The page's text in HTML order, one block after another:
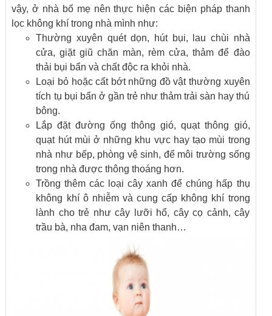
vậy, ở nhà bố mẹ nên thực hiện các biện pháp thanh
lọc không khí trong nhà mình như:
Thường xuyên quét dọn, hút bụi, lau chùi nhà
cửa, giặt giũ chăn màn, rèm cửa, thảm để đào
thải bụi bẩn và chất độc ra khỏi nhà.
Loại bỏ hoặc cất bớt những đồ vật thường xuyên
tích tụ bụi bẩn ở gần trẻ như thảm trải sàn hay thú
bông.
Lắp đặt đường ống thông gió, quạt thông gió,
quạt hút mùi ở những khu vực hay tạo mùi trong
nhà như bếp, phòng vệ sinh, để môi trường sống
trong nhà được thông thoáng hơn.
Trồng thêm các loại cây xanh để chúng hấp thụ
không khí ô nhiễm và cung cấp không khí trong
lành cho trẻ như cây lưỡi hổ, cây cọ cảnh, cây
trầu bà, nha đam, vạn niên thanh…